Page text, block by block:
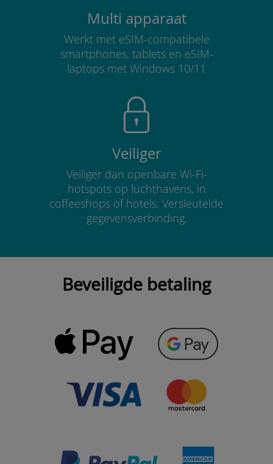
Multi apparaat
Werkt met eSIM-compatibele
smartphones, tablets en eSIM-
laptops met Windows 10/11
Veiliger
Veiliger dan openbare Wi-Fi-
hotspots op luchthavens, in
coffeeshops of hotels. Versleutelde
gegevensverbinding.
Beveiligde betaling